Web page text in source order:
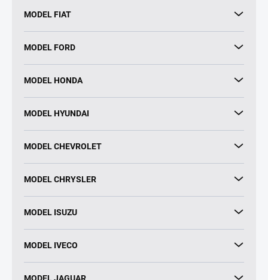
MODEL FIAT
MODEL FORD
MODEL HONDA
MODEL HYUNDAI
MODEL CHEVROLET
MODEL CHRYSLER
MODEL ISUZU
MODEL IVECO
MODEL JAGUAR